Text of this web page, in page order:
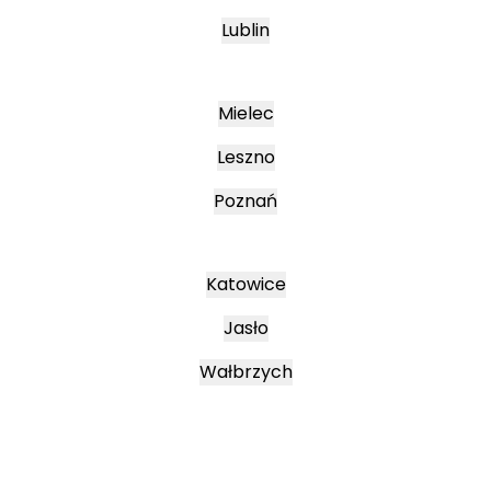
Lublin
Mielec
Leszno
Poznań
Katowice
Jasło
Wałbrzych